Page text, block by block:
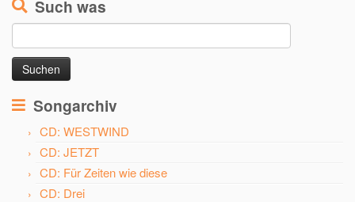
Such was
nach:
Songarchiv
CD: WESTWIND
CD: JETZT
CD: Für Zeiten wie diese
CD: Drei